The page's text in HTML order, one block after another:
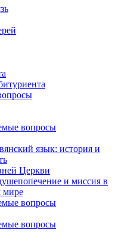
вопросы
язык: история и
Церкви
и миссия в
мире
вопросы
вопросы